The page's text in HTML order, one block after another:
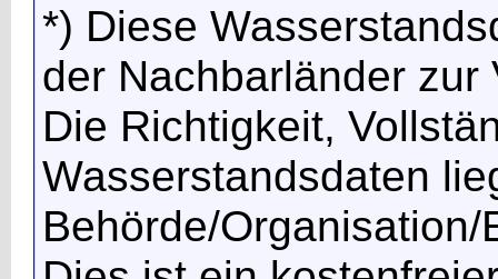
*) Diese
der Nachbarländer
Die Richtigkeit,
Wasserstandsdaten
Behörde/Organisation/